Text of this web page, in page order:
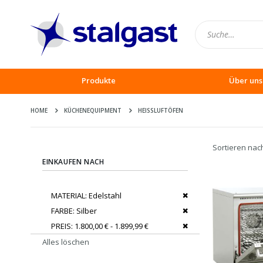
Produkte Über uns
HOME KÜCHENEQUIPMENT HEISSLUFTÖFEN
Sortieren
EINKAUFEN NACH
MATERIAL Edelstahl
Dies entfernen
FARBE Silber
Dies entfernen
PREIS 1.800,00 € - 1.899,99 €
Dies entfernen
Alles löschen